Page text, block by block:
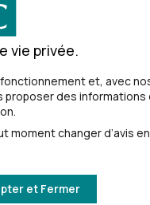
jour de l’acquisition
entre la valeur
des traitements et
à compter
vie privée.
et, avec
des informations
changer d’avis
et Fermer